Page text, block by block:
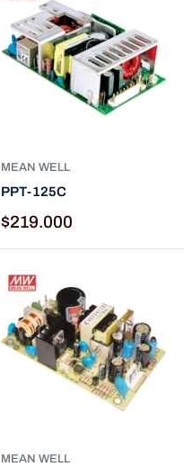
MEAN WELL
PPT-125C
$219.000
MEAN WELL